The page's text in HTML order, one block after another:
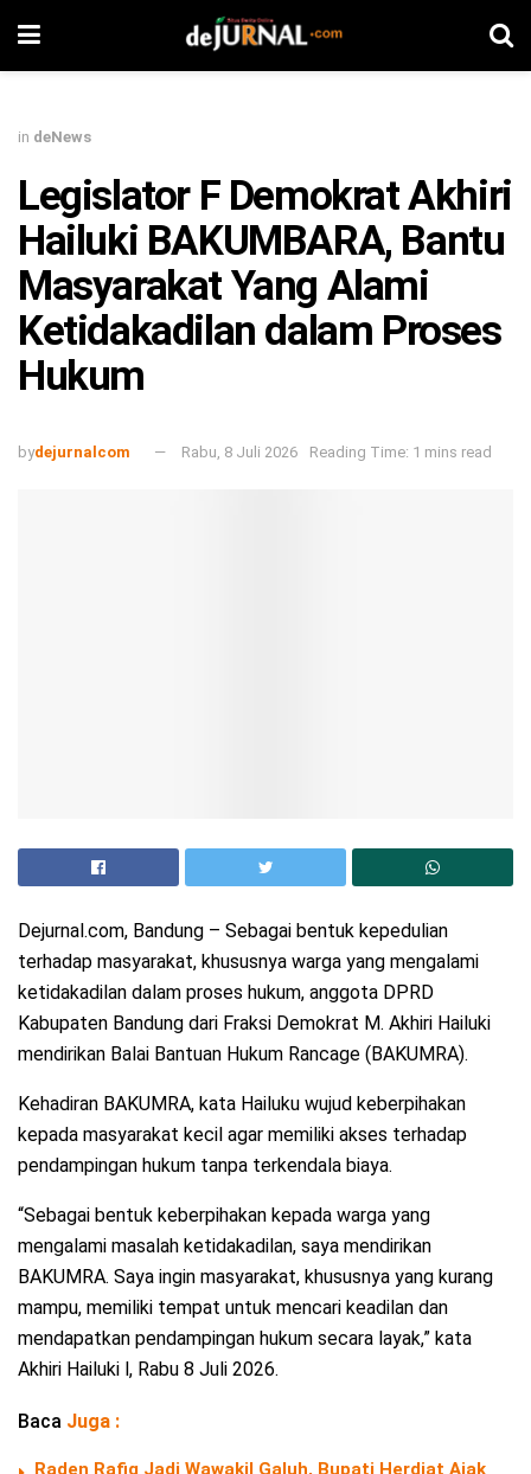
in deNews
Legislator F Demokrat Akhiri
Hailuki BAKUMBARA, Bantu
Masyarakat Yang Alami
Ketidakadilan dalam Proses
Hukum
bydejurnalcom Rabu, 8 Juli 2026 Reading Time: 1 mins read
Dejurnal.com, Bandung – Sebagai bentuk kepedulian
terhadap masyarakat, khususnya warga yang mengalami
ketidakadilan dalam proses hukum, anggota DPRD
Kabupaten Bandung dari Fraksi Demokrat M. Akhiri Hailuki
mendirikan Balai Bantuan Hukum Rancage (BAKUMRA).
Kehadiran BAKUMRA, kata Hailuku wujud keberpihakan
kepada masyarakat kecil agar memiliki akses terhadap
pendampingan hukum tanpa terkendala biaya.
“Sebagai bentuk keberpihakan kepada warga yang
mengalami masalah ketidakadilan, saya mendirikan
BAKUMRA. Saya ingin masyarakat, khususnya yang kurang
mampu, memiliki tempat untuk mencari keadilan dan
mendapatkan pendampingan hukum secara layak,” kata
Akhiri Hailuki l, Rabu 8 Juli 2026.
Baca Juga :
Raden Rafiq Jadi Wawakil Galuh, Bupati Herdiat Ajak